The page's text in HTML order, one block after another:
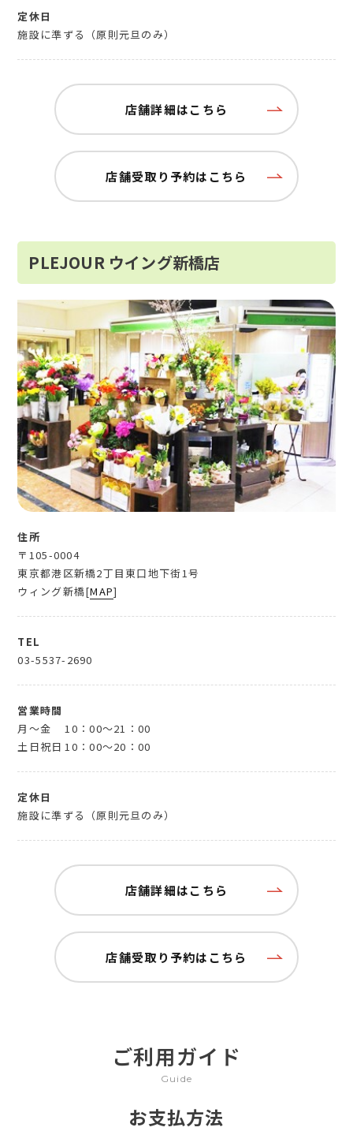
定休日
施設に準ずる（原則元旦のみ）
店舗詳細はこちら
店舗受取り予約はこちら
PLEJOUR ウイング新橋店
住所
〒105-0004
東京都港区新橋2丁目東口地下街1号
ウィング新橋[MAP]
TEL
03-5537-2690
営業時間
月～金
10：00～21：00
土日祝日 10：00～20：00
定休日
施設に準ずる（原則元旦のみ）
店舗詳細はこちら
店舗受取り予約はこちら
ご利用ガイド
Guide
お支払方法